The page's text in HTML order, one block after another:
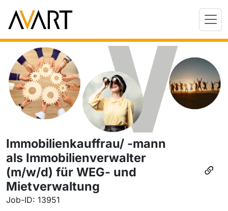
Immobilienkauffrau/ -mann
als Immobilienverwalter
(m/w/d) für WEG- und
Mietverwaltung
Job-ID: 13951